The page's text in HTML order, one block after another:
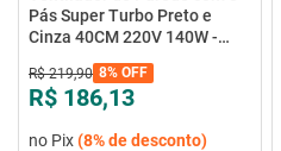
Pás Super Turbo Preto e
Cinza 40CM 220V 140W -
R$ 219,90 8% OFF
R$ 186,13
no Pix(8%de desconto)